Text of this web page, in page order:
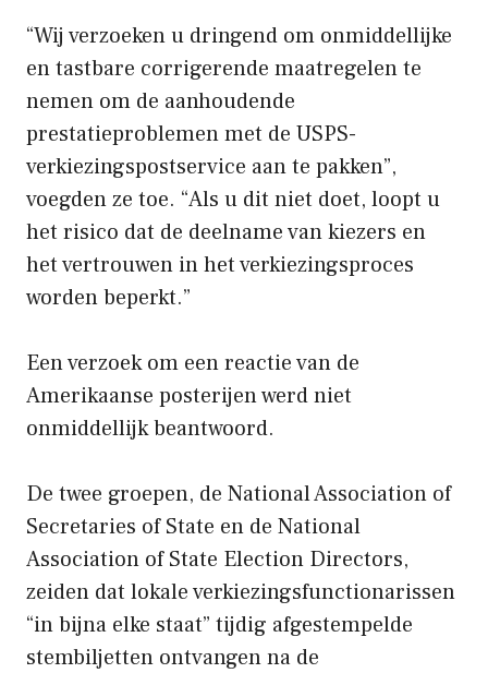
“Wij verzoeken u dringend om onmiddellijke
en tastbare corrigerende maatregelen te
nemen om de aanhoudende
prestatieproblemen met de USPS-
verkiezingspostservice aan te pakken”,
voegden ze toe. “Als u dit niet doet, loopt u
het risico dat de deelname van kiezers en
het vertrouwen in het verkiezingsproces
worden beperkt.”
Een verzoek om een ​​reactie van de
Amerikaanse posterijen werd niet
onmiddellijk beantwoord.
De twee groepen, de National Association of
Secretaries of State en de National
Association of State Election Directors,
zeiden dat lokale verkiezingsfunctionarissen
“in bijna elke staat” tijdig afgestempelde
stembiljetten ontvangen na de